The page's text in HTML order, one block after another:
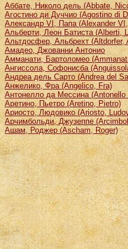
Аббате, Николо дель (Abbate,
Агостино ди Дуччио (Agostino di
Александр VI, Папа (Alexander
Альберти, Леон Батиста (Alberti,
Альтдосфер, Альбрехт (Altdorfer,
Амадео, Джованни Антонио
Амманати, Бартоломео
Ангиссола, Софонисба
Андреа дель Сарто (Andrea del
Анжелико, Фра (Angelico, Fra)
Антонелло да Мессина (Antonello
Аретино, Пьетро (Aretino, Pietro)
Ариосто, Людовико (Ariosto,
Арчимбольди, Джузеппе
Ашам, Роджер (Ascham, Roger)